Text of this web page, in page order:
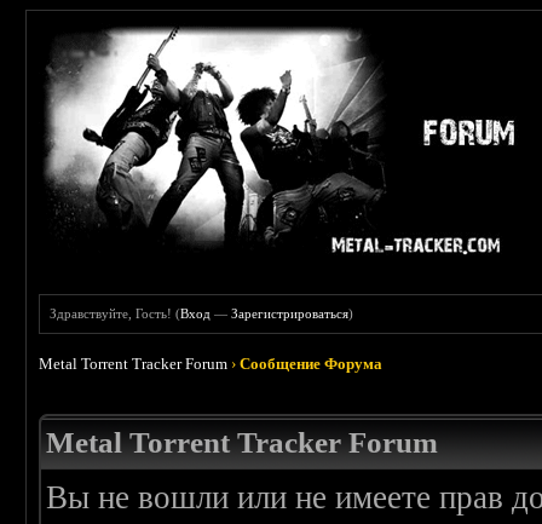
Здравствуйте, Гость! (Вход —Зарегистрироваться)
Metal Torrent Tracker Forum ›Сообщение Форума
Metal Torrent Tracker Forum
Вы не вошли или не имеете прав